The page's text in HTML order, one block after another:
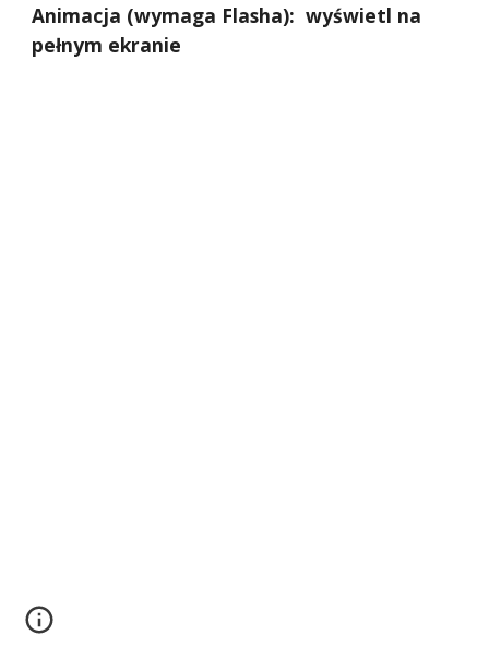
Animacja (wymaga Flasha):  wyświetl na
pełnym ekranie